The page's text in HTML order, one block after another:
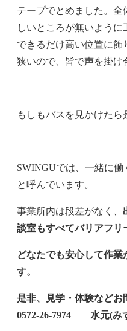
テープでとめました。全
しいところが無いよう
できるだけ高い位置に飾
狭いので、皆で声を掛け
もしもバスを見かけた
SWINGUでは、一緒に働
と呼んでいます。
事業所内は段差がなく、
談室もすべてバリアフリ
どなたでも安心して作業
す。
是非、見学・体験などお
0572‐26‐7974 水元(み